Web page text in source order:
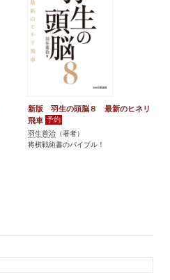
新版 羽生の頭脳８ 最新のヒネリ
飛車
羽生善治 （著者）
将棋戦術書のバイブル！